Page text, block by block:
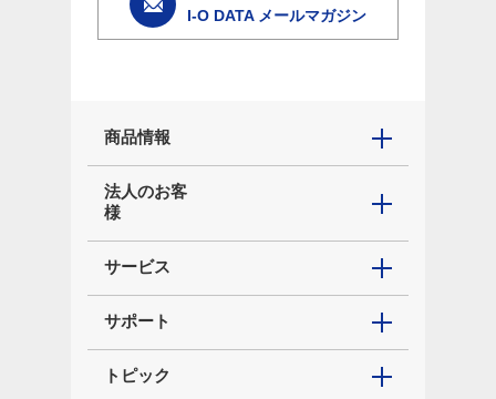
I-O DATA メールマガジン
商品情報
法人のお客
様
サービス
サポート
トピック